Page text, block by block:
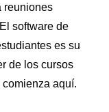
reuniones
software de
es su
de los cursos
aquí.